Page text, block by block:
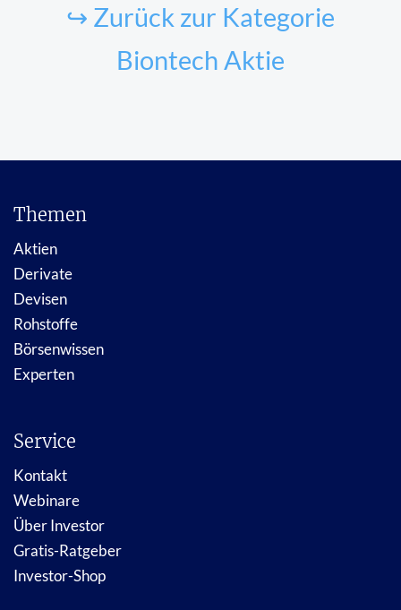
↪ Zurück zur Kategorie
Biontech Aktie
Themen
Aktien
Derivate
Devisen
Rohstoffe
Börsenwissen
Experten
Service
Kontakt
Webinare
Über Investor
Gratis-Ratgeber
Investor-Shop